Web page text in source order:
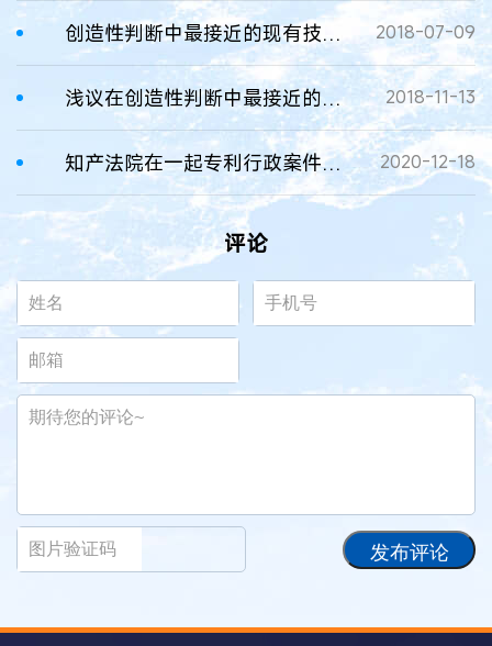
创造性判断中最接近的现有技术对技术改进的限制 2018-07-09
浅议在创造性判断中最接近的现有技术的选取视角 2018-11-13
知产法院在一起专利行政案件中探讨“反向教导”的审查根据及其与创造性判断的关系 2020-12-18
评论
发布评论